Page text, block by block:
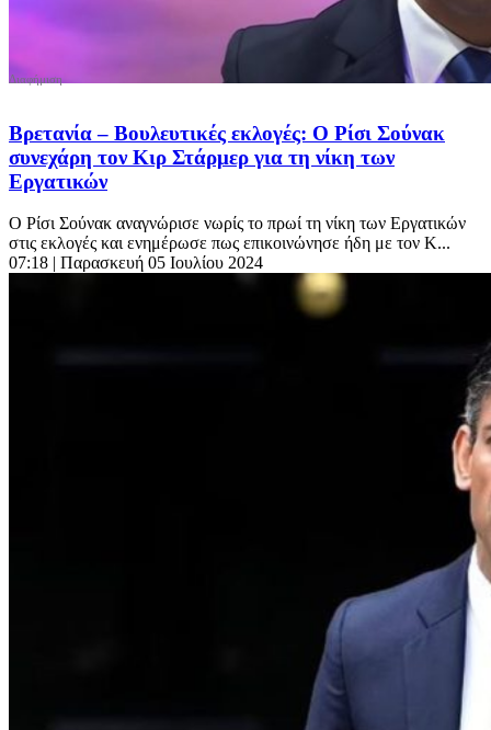
Βρετανία – Βουλευτικές εκλογές: Ο Ρίσι Σούνακ
συνεχάρη τον Κιρ Στάρμερ για τη νίκη των
Εργατικών
Ο Ρίσι Σούνακ αναγνώρισε νωρίς το πρωί τη νίκη των Εργατικών
στις εκλογές και ενημέρωσε πως επικοινώνησε ήδη με τον Κ...
07:18 | Παρασκευή 05 Ιουλίου 2024